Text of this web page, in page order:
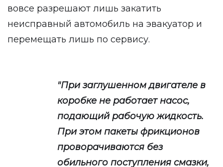
вовсе разрешают лишь закатить
неисправный автомобиль на эвакуатор и
перемещать лишь по сервису.
"При заглушенном двигателе в
коробке не работает насос,
подающий рабочую жидкость.
При этом пакеты фрикционов
проворачиваются без
обильного поступления смазки,